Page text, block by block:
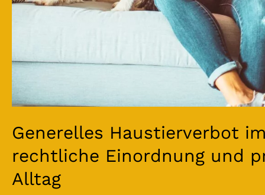
Generelles Haustierverbot
rechtliche Einordnung und
Alltag